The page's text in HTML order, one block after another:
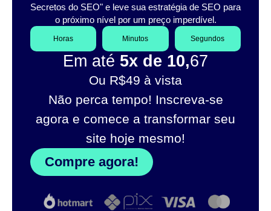
Secretos do SEO" e leve sua estratégia de SEO para
o próximo nível por um preço imperdível.
Horas Minutos Segundos
Em até 5x de 10,67
Ou R$49 à vista
Não perca tempo! Inscreva-se
agora e comece a transformar seu
site hoje mesmo!
Compre agora!